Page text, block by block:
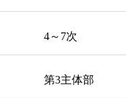
4～7次
第3主体部